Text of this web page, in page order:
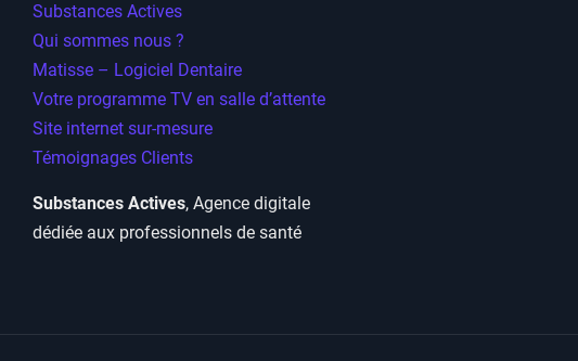
Substances Actives
Qui sommes nous ?
Matisse – Logiciel Dentaire
Votre programme TV en salle d’attente
Site internet sur-mesure
Témoignages Clients
Substances Actives, Agence digitale
dédiée aux professionnels de santé